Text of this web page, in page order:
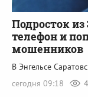
Подросток
телефон и
мошенников
В Энгельсе
сегодня 09:18